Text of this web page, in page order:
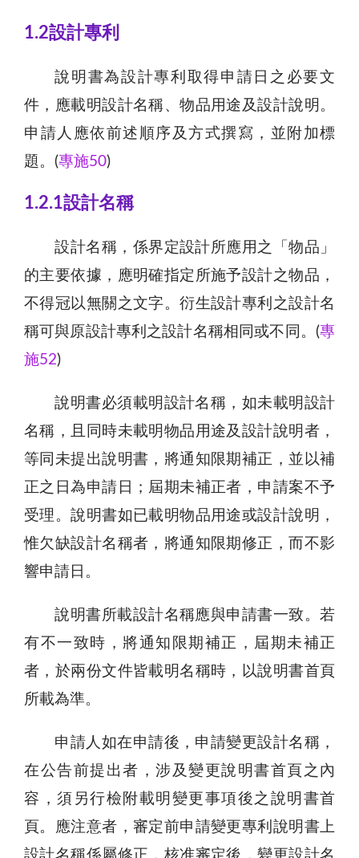
1.2設計專利
說明書為設計專利取得申請日之必要文
件，應載明設計名稱、物品用途及設計說明。
申請人應依前述順序及方式撰寫，並附加標
題。(專施50)
1.2.1設計名稱
設計名稱，係界定設計所應用之「物品」
的主要依據，應明確指定所施予設計之物品，
不得冠以無關之文字。衍生設計專利之設計名
稱可與原設計專利之設計名稱相同或不同。(專
施52)
說明書必須載明設計名稱，如未載明設計
名稱，且同時未載明物品用途及設計說明者，
等同未提出說明書，將通知限期補正，並以補
正之日為申請日；屆期未補正者，申請案不予
受理。說明書如已載明物品用途或設計說明，
惟欠缺設計名稱者，將通知限期修正，而不影
響申請日。
說明書所載設計名稱應與申請書一致。若
有不一致時，將通知限期補正，屆期未補正
者，於兩份文件皆載明名稱時，以說明書首頁
所載為準。
申請人如在申請後，申請變更設計名稱，
在公告前提出者，涉及變更說明書首頁之內
容，須另行檢附載明變更事項後之說明書首
頁。應注意者，審定前申請變更專利說明書上